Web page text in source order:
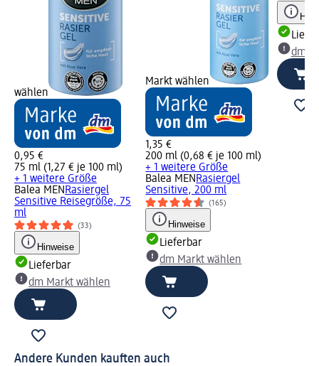
wählen
0,95 €
75 ml (1,27 € je 100 ml)
+ 1 weitere Größe
Balea MEN Rasiergel
Sensitive Reisegröße, 75
ml
(33)
Hinweise
Lieferbar
dm Markt wählen
Markt wählen
1,35 €
200 ml (0,68 € je 100 ml)
+ 1 weitere Größe
Balea MEN Rasiergel
Sensitive, 200 ml
(165)
Hinweise
Lieferbar
dm Markt wählen
dm
Andere Kunden kauften auch